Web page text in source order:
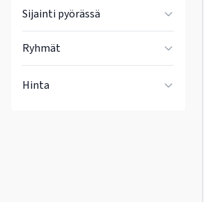
Sijainti pyörässä
Ryhmät
Hinta